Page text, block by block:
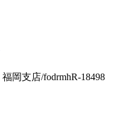
岡支店/fodrmhR-18498